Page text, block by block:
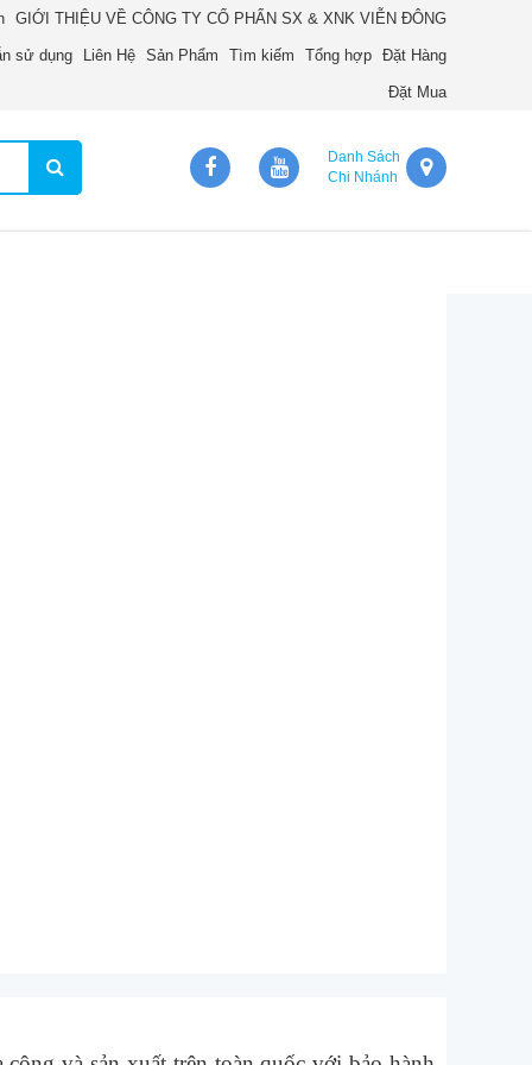
GIỚI THIỆU VỀ CÔNG TY CỔ PHẨN SX & XNK VIỄN ĐÔNG
sử dụng Liên Hệ Sản Phẩm Tìm kiếm Tổng hợp Đặt Hàng
Đặt Mua
Danh Sách
Chi Nhánh